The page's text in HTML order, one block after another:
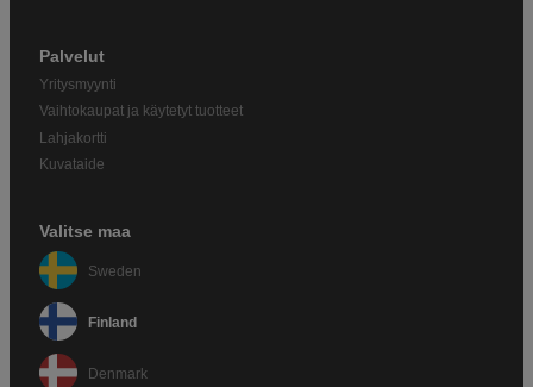
Palvelut
Yritysmyynti
Vaihtokaupat ja käytetyt tuotteet
Lahjakortti
Kuvataide
Valitse maa
Sweden
Finland
Denmark